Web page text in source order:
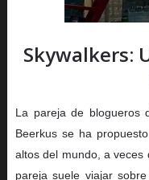
Skywalkers:
La pareja de blogueros
Beerkus se ha
altos del mundo, a
pareja suele viajar